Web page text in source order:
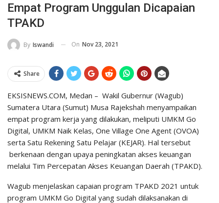
Empat Program Unggulan Dicapaian
TPAKD
By Iswandi On Nov 23, 2021
Share
EKSISNEWS.COM, Medan – Wakil Gubernur (Wagub)
Sumatera Utara (Sumut) Musa Rajekshah menyampaikan
empat program kerja yang dilakukan, meliputi UMKM Go
Digital, UMKM Naik Kelas, One Village One Agent (OVOA)
serta Satu Rekening Satu Pelajar (KEJAR). Hal tersebut
berkenaan dengan upaya peningkatan akses keuangan
melalui Tim Percepatan Akses Keuangan Daerah (TPAKD).
Wagub menjelaskan capaian program TPAKD 2021 untuk
program UMKM Go Digital yang sudah dilaksanakan di